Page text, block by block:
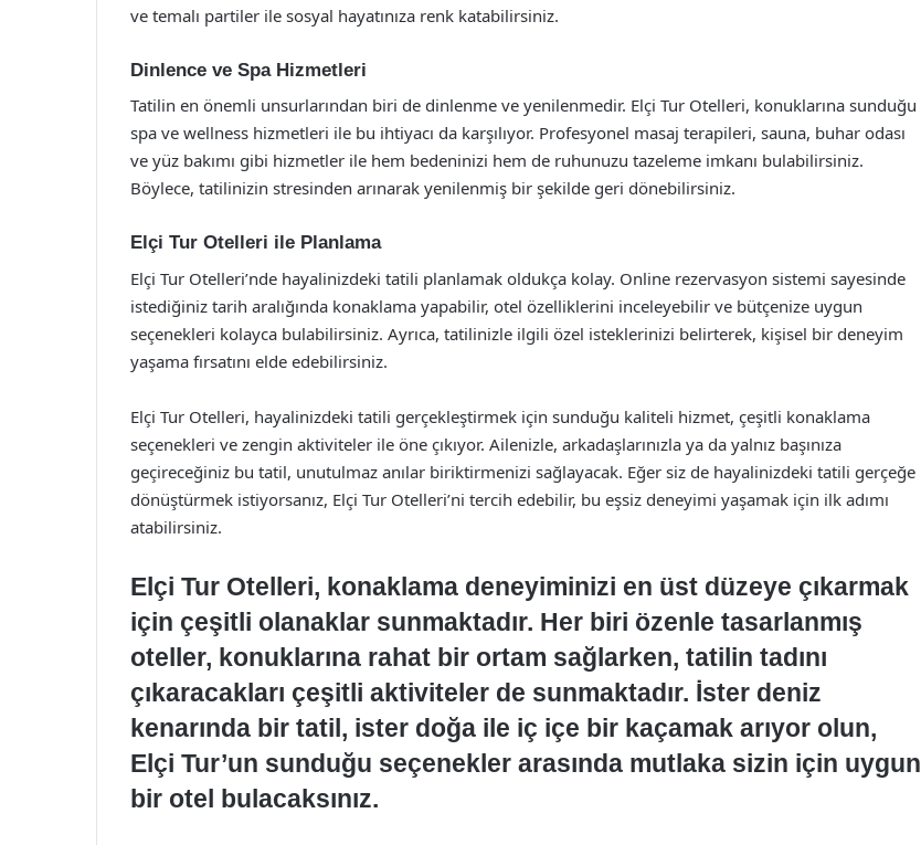
ve temalı partiler ile sosyal hayatınıza renk katabilirsiniz.
Dinlence ve Spa Hizmetleri
Tatilin en önemli unsurlarından biri de dinlenme ve yenilenmedir. Elçi Tur Otelleri, konuklarına sunduğu
spa ve wellness hizmetleri ile bu ihtiyacı da karşılıyor. Profesyonel masaj terapileri, sauna, buhar odası
ve yüz bakımı gibi hizmetler ile hem bedeninizi hem de ruhunuzu tazeleme imkanı bulabilirsiniz.
Böylece, tatilinizin stresinden arınarak yenilenmiş bir şekilde geri dönebilirsiniz.
Elçi Tur Otelleri ile Planlama
Elçi Tur Otelleri’nde hayalinizdeki tatili planlamak oldukça kolay. Online rezervasyon sistemi sayesinde
istediğiniz tarih aralığında konaklama yapabilir, otel özelliklerini inceleyebilir ve bütçenize uygun
seçenekleri kolayca bulabilirsiniz. Ayrıca, tatilinizle ilgili özel isteklerinizi belirterek, kişisel bir deneyim
yaşama fırsatını elde edebilirsiniz.
Elçi Tur Otelleri, hayalinizdeki tatili gerçekleştirmek için sunduğu kaliteli hizmet, çeşitli konaklama
seçenekleri ve zengin aktiviteler ile öne çıkıyor. Ailenizle, arkadaşlarınızla ya da yalnız başınıza
geçireceğiniz bu tatil, unutulmaz anılar biriktirmenizi sağlayacak. Eğer siz de hayalinizdeki tatili gerçeğe
dönüştürmek istiyorsanız, Elçi Tur Otelleri’ni tercih edebilir, bu eşsiz deneyimi yaşamak için ilk adımı
atabilirsiniz.
Elçi Tur Otelleri, konaklama deneyiminizi en üst düzeye çıkarmak
için çeşitli olanaklar sunmaktadır. Her biri özenle tasarlanmış
oteller, konuklarına rahat bir ortam sağlarken, tatilin tadını
çıkaracakları çeşitli aktiviteler de sunmaktadır. İster deniz
kenarında bir tatil, ister doğa ile iç içe bir kaçamak arıyor olun,
Elçi Tur’un sunduğu seçenekler arasında mutlaka sizin için uygun
bir otel bulacaksınız.